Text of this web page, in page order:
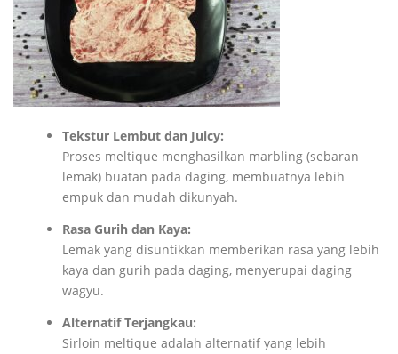
Tekstur Lembut dan Juicy:
Proses meltique menghasilkan marbling (sebaran
lemak) buatan pada daging, membuatnya lebih
empuk dan mudah dikunyah.
Rasa Gurih dan Kaya:
Lemak yang disuntikkan memberikan rasa yang lebih
kaya dan gurih pada daging, menyerupai daging
wagyu.
Alternatif Terjangkau:
Sirloin meltique adalah alternatif yang lebih